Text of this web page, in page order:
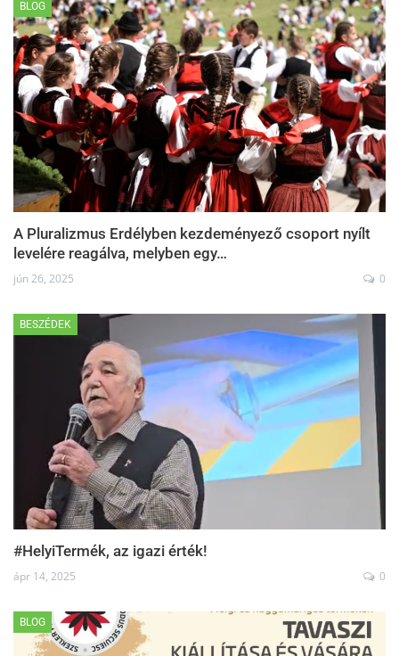
BLOG
A Pluralizmus Erdélyben kezdeményező csoport nyílt
levelére reagálva, melyben egy…
jún 26, 2025 0
BESZÉDEK
#HelyiTermék, az igazi érték!
ápr 14, 2025 0
BLOG